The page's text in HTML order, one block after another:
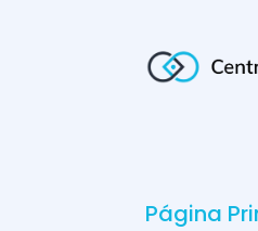
Página